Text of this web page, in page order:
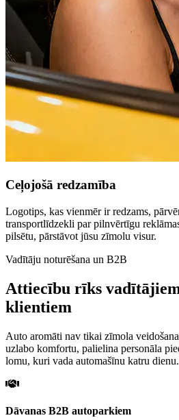
Ceļojošā redzamība
Logotips, kas vienmēr ir redzams,
transportlīdzekli par pilnvērtīgu
pilsētu, pārstāvot jūsu zīmolu visur.
Vadītāju noturēšana un B2B
Attiecību rīks
klientiem
Auto aromāti nav tikai zīmola
uzlabo komfortu, palielina personāla
lomu, kuri vada automašīnu katru dienu.
Dāvanas B2B autoparkiem